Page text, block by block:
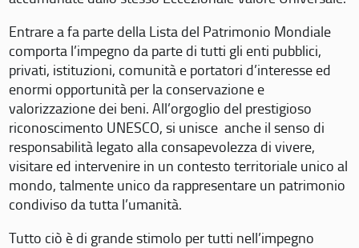
Entrare a fa parte della Lista del Patrimonio Mondiale
comporta l’impegno da parte di tutti gli enti pubblici,
privati, istituzioni, comunità e portatori d’interesse ed
enormi opportunità per la conservazione e
valorizzazione dei beni. All’orgoglio del prestigioso
riconoscimento UNESCO, si unisce anche il senso di
responsabilità legato alla consapevolezza di vivere,
visitare ed intervenire in un contesto territoriale unico al
mondo, talmente unico da rappresentare un patrimonio
condiviso da tutta l’umanità.
Tutto ciò è di grande stimolo per tutti nell’impegno